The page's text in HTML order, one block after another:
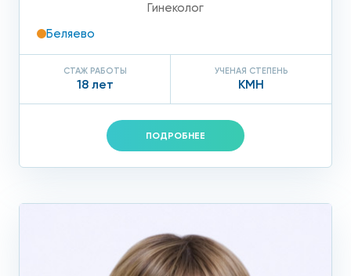
Гинеколог
Беляево
СТАЖ РАБОТЫ
18 лет
УЧЕНАЯ СТЕПЕНЬ
КМН
ПОДРОБНЕЕ